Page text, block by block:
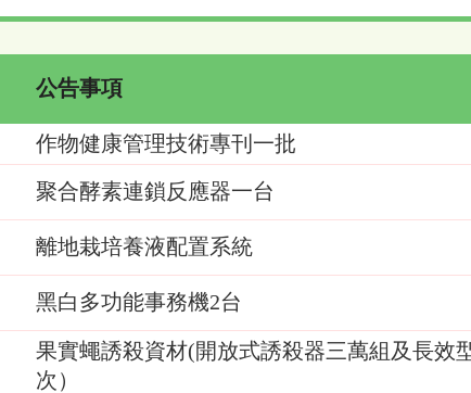
公告事項
作物健康管理技術專刊一批
聚合酵素連鎖反應器一台
離地栽培養液配置系統
黑白多功能事務機2台
果實蠅誘殺資材(開放式誘殺器三萬組及長效
次）